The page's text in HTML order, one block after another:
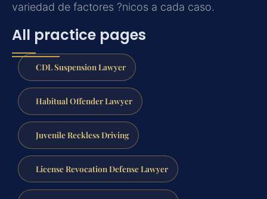
variedad de factores ?nicos a cada caso.
All practice pages
CDL Suspension Lawyer
Habitual Offender Lawyer
Juvenile Reckless Driving
License Revocation Defense Lawyer